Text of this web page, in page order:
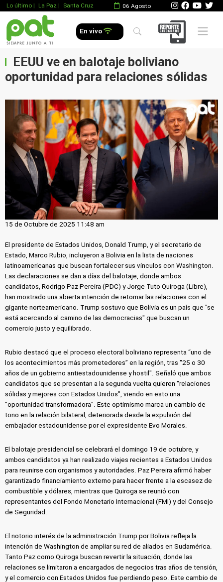
Lo último | La Paz | Santa Cruz 06 Agosto
En vivo Mobile
EEUU ve en balotaje boliviano
oportunidad para relaciones sólidas
15 de Octubre de 2025 11:48 am
El presidente de Estados Unidos, Donald Trump, y el secretario de
Estado, Marco Rubio, incluyeron a Bolivia en la lista de naciones
latinoamericanas que buscan fortalecer sus vínculos con Washington.
Las declaraciones se dan a días del balotaje, donde ambos
candidatos, Rodrigo Paz Pereira (PDC) y Jorge Tuto Quiroga (Libre),
han mostrado una abierta intención de retomar las relaciones con el
gigante norteamericano. Trump sostuvo que Bolivia es un país que "se
está acercando al camino de las democracias" que buscan un
comercio justo y equilibrado.
Rubio destacó que el proceso electoral boliviano representa “uno de
los acontecimientos más prometedores” en la región, tras "25 o 30
años de un gobierno antiestadounidense y hostil". Señaló que ambos
candidatos que se presentan a la segunda vuelta quieren "relaciones
sólidas y mejores con Estados Unidos", viendo en esto una
"oportunidad transformadora". Este optimismo marca un cambio de
tono en la relación bilateral, deteriorada desde la expulsión del
embajador estadounidense por el expresidente Evo Morales.
El balotaje presidencial se celebrará el domingo 19 de octubre, y
ambos candidatos ya han realizado viajes recientes a Estados Unidos
para reunirse con organismos y autoridades. Paz Pereira afirmó haber
garantizado financiamiento externo para hacer frente a la escasez de
combustible y dólares, mientras que Quiroga se reunió con
representantes del Fondo Monetario Internacional (FMI) y del Consejo
de Seguridad.
El notorio interés de la administración Trump por Bolivia refleja la
intención de Washington de ampliar su red de aliados en Sudamérica.
Tanto Paz como Quiroga buscan revertir la situación, donde las
relaciones se limitaron a encargados de negocios tras años de tensión,
y el comercio con Estados Unidos fue perdiendo peso. Este cambio de